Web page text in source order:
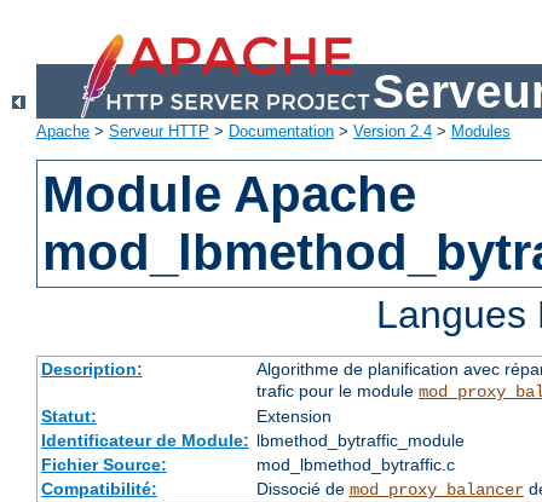
Apache > Serveur HTTP > Documentation > Version 2.4 > Modules
Module Apache
Description:
Algorithme de planification avec
trafic pour le module
Statut:
Extension
Identificateur de Module: lbmethod_bytraffic_module
Fichier Source:
mod_lbmethod_bytraffic.c
Compatibilité:
Dissocié de mod_proxy_balancer